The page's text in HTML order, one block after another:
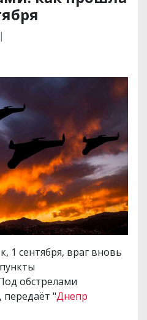
1 сентября, враг вновь
обстрелами
передаёт "Днепр